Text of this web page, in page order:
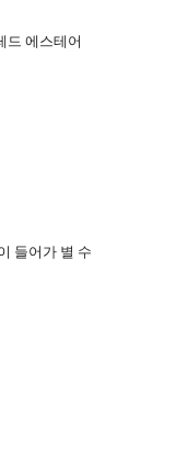
드 에스테어
들어가 별 수